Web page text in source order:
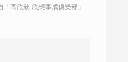
高欣欣 欣想事成俱樂部」